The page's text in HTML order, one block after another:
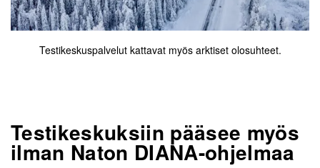
Testikeskuspalvelut kattavat myös arktiset olosuhteet.
Testikeskuksiin pääsee myös
ilman Naton DIANA-ohjelmaa